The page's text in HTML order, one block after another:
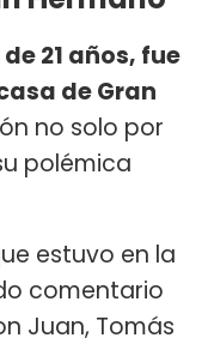
21 años, fue
de Gran
no solo por
polémica
estuvo en la
comentario
Juan, Tomás